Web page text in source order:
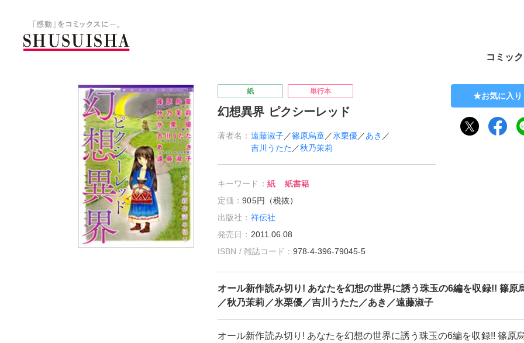
コミック
紙 単行本
幻想異界 ピクシーレッド
著者名： 遠藤淑子／篠原烏童／氷栗優／あき ／
吉川うたた ／秋乃茉莉
キーワード： 紙
紙書籍
定価：905円（税抜）
出版社： 祥伝社
発売日： 2011.06.08
ISBN / 雑誌コード： 978-4-396-79045-5
お気に入り
オール新作読み切り! あなたを幻想の世界に誘う珠玉の6編を収録!! 篠原
／秋乃茉莉／氷栗優／吉川うたた／あき／遠藤淑子
オール新作読み切り! あなたを幻想の世界に誘う珠玉の6編を収録!! 篠原